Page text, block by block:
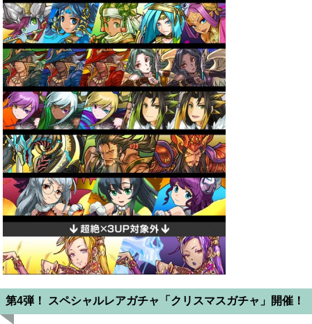
第4弾！ スペシャルレアガチャ「クリスマスガチャ」開催！